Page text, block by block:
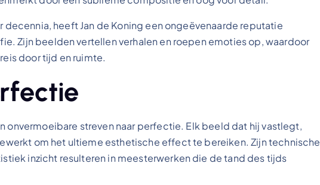
decennia, heeft Jan de Koning een ongeëvenaarde reputatie
Zijn beelden vertellen verhalen en roepen emoties op, waardoor
door tijd en ruimte.
onvermoeibare streven naar perfectie. Elk beeld dat hij vastlegt,
om het ultieme esthetische effect te bereiken. Zijn technische
inzicht resulteren in meesterwerken die de tand des tijds